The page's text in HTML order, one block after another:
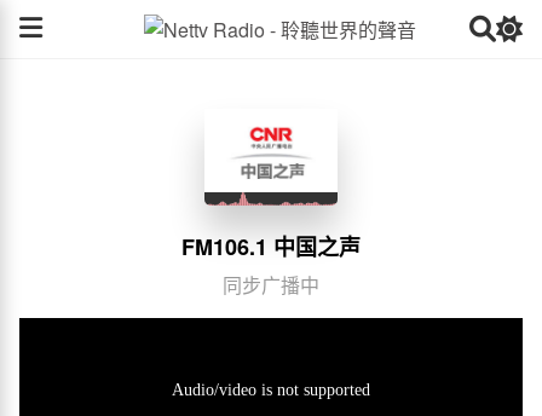
FM106.1 中国之声
同步广播中